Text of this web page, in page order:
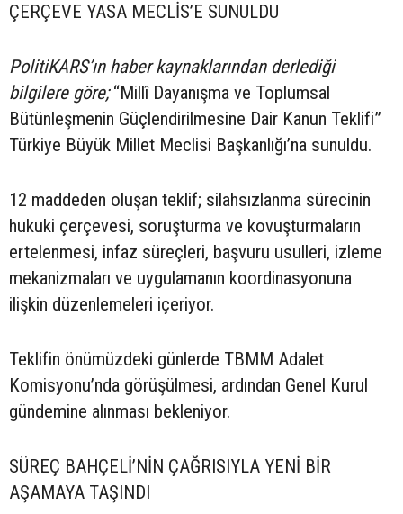
ÇERÇEVE YASA MECLİS’E SUNULDU
PolitiKARS’ın haber kaynaklarından derlediği
bilgilere göre;“Millî Dayanışma ve Toplumsal
Bütünleşmenin Güçlendirilmesine Dair Kanun Teklifi”
Türkiye Büyük Millet Meclisi Başkanlığı’na sunuldu.
12 maddeden oluşan teklif; silahsızlanma sürecinin
hukuki çerçevesi, soruşturma ve kovuşturmaların
ertelenmesi, infaz süreçleri, başvuru usulleri, izleme
mekanizmaları ve uygulamanın koordinasyonuna
ilişkin düzenlemeleri içeriyor.
Teklifin önümüzdeki günlerde TBMM Adalet
Komisyonu’nda görüşülmesi, ardından Genel Kurul
gündemine alınması bekleniyor.
SÜREÇ BAHÇELİ’NİN ÇAĞRISIYLA YENİ BİR
AŞAMAYA TAŞINDI